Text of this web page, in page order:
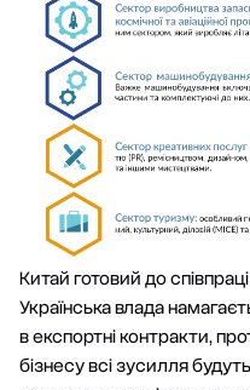
Китай готовий до
Українська влада
в експортні контракти,
бізнесу всі зусилля